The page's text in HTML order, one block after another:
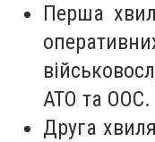
Перша
АТО та ООС.
Друга